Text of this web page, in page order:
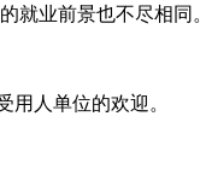
前景也不尽相同
人单位的欢迎。